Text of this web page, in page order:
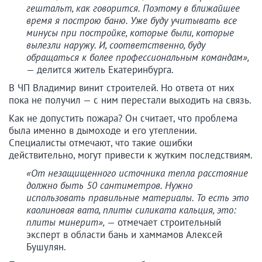
гештальт, как говорится. Поэтому в ближайшее
время я построю баню. Уже буду учитывать все
минусы при постройке, которые были, которые
вылезли наружу. И, соответственно, буду
обращаться к более профессиональным командам»,
— делится житель Екатеринбурга.
В ЧП Владимир винит строителей. Но ответа от них
пока не получил — с ним перестали выходить на связь.
Как не допустить пожара? Он считает, что проблема
была именно в дымоходе и его утеплении.
Специалисты отмечают, что такие ошибки
действительно, могут привести к жутким последствиям.
«От незащищенного источника тепла расстояние
должно быть 50 сантиметров. Нужно
использовать правильные материалы. То есть это
каолиновая вата, плиты силиката кальция, это:
плиты минерит», — отмечает строительный
эксперт в области бань и хаммамов Алексей
Бушулян.